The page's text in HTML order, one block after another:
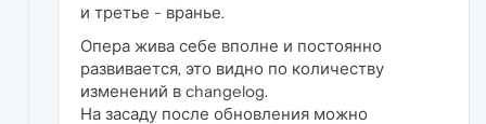
и третье - вранье.
Опера жива себе вполне и постоянно
развивается, это видно по количеству
изменений в changelog.
На засаду после обновления можно